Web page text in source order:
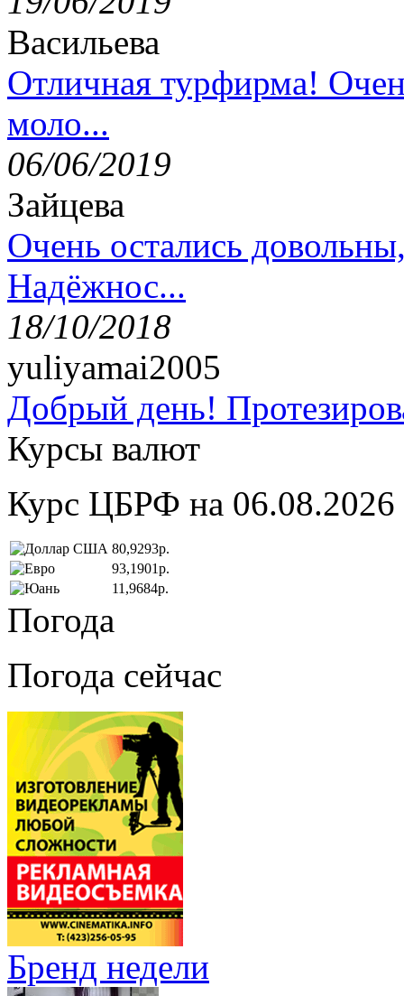
Васильева
Отличная турфирма!
моло...
06/06/2019
Зайцева
Очень остались
Надёжнос...
18/10/2018
yuliyamai2005
Добрый день!
Курсы валют
Курс ЦБРФ на 06.08.2026
80,9293р.
93,1901р.
11,9684р.
Погода
Погода сейчас
Бренд недели